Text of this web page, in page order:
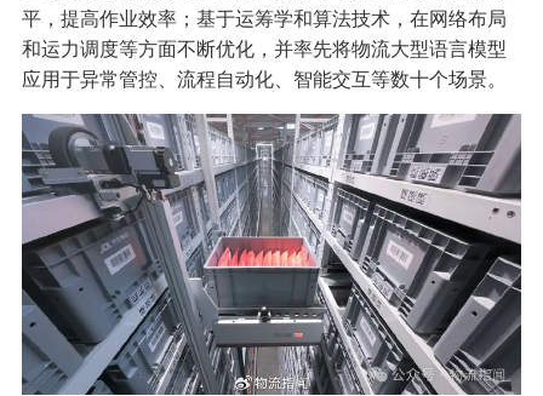
平，提高作业效率；基于运筹学和算法技术，在网络布局
和运力调度等方面不断优化，并率先将物流大型语言模型
应用于异常管控、流程自动化、智能交互等数十个场景。